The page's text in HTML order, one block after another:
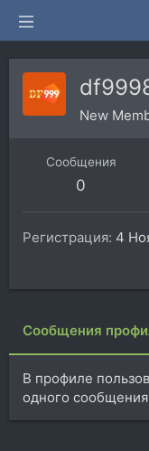
New
Сообщения
0
Регистрация 4
Сообщения
В профиле
одного